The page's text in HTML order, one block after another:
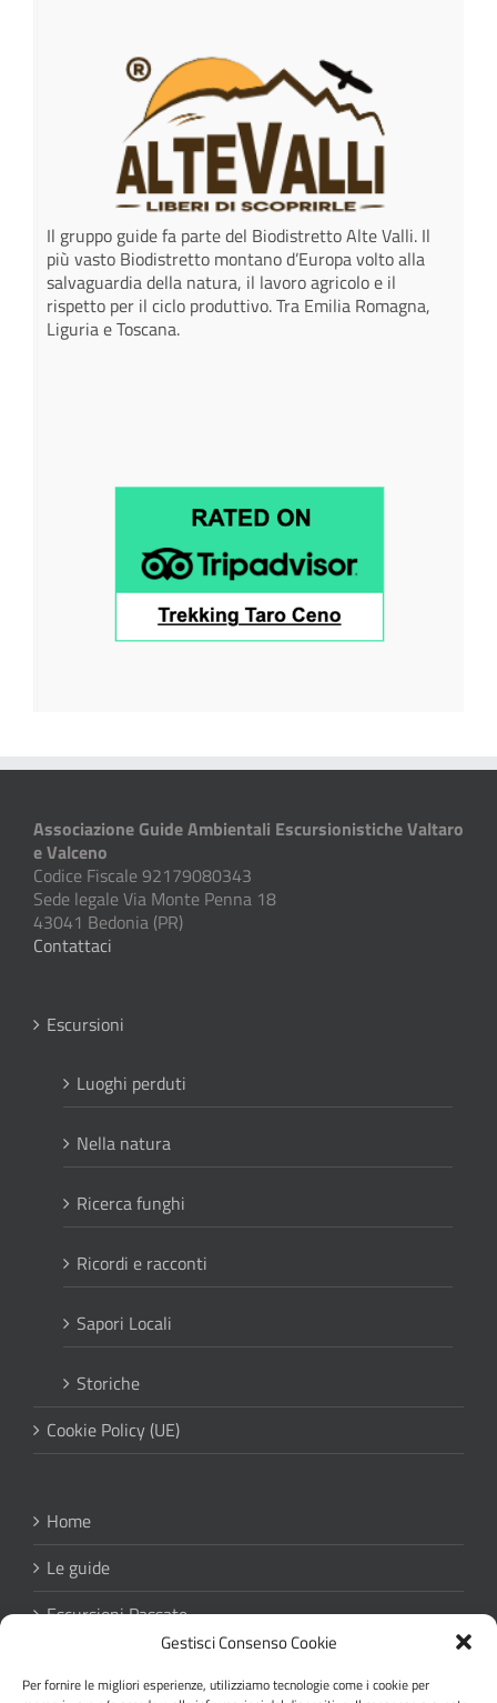
Gestisci Consenso Cookie
Per fornire le migliori esperienze, utilizziamo tecnologie come i cookie per
Il gruppo guide fa parte del Biodistretto Alte Valli. Il
più vasto Biodistretto montano d’Europa volto alla
salvaguardia della natura, il lavoro agricolo e il
rispetto per il ciclo produttivo. Tra Emilia Romagna,
Liguria e Toscana.
Associazione Guide Ambientali Escursionistiche Valtaro
e Valceno
Codice Fiscale 92179080343
Sede legale Via Monte Penna 18
43041 Bedonia (PR)
Contattaci
Escursioni
Luoghi perduti
Nella natura
Ricerca funghi
Ricordi e racconti
Sapori Locali
Storiche
Cookie Policy (UE)
Home
Le guide
Escursioni Passate